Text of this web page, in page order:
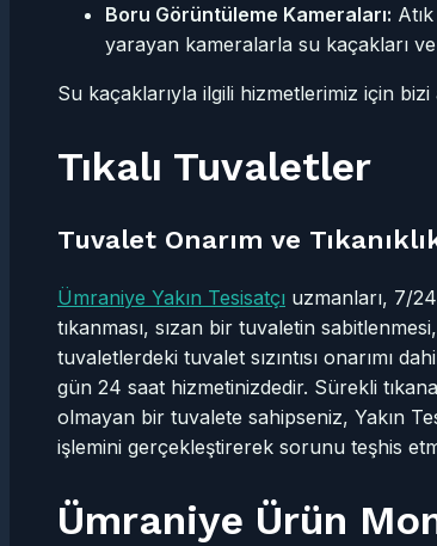
Boru Görüntüleme Kameraları:
yarayan kameralarla su kaçakları ve
Su kaçaklarıyla ilgili hizmetlerimiz için
Tıkalı Tuvaletler
Tuvalet Onarım ve
Ümraniye Yakın Tesisatçı uzmanları, 7/
tıkanması, sızan bir tuvaletin
tuvaletlerdeki tuvalet sızıntısı onarımı
gün 24 saat hizmetinizdedir. Sürekli
olmayan bir tuvalete sahipseniz, Yakın
işlemini gerçekleştirerek sorunu teşhis
Ümraniye Ürün